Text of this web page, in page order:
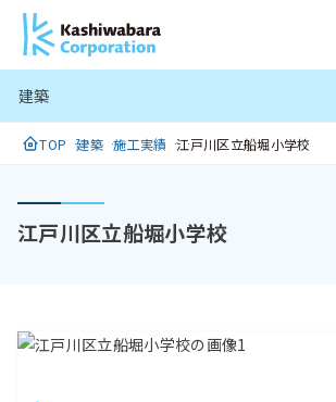
メ
イ
コ
ン
に
プ
建築
TOP 建築 施工実績 江戸川区立船堀小学校
江戸川区立船堀小学校